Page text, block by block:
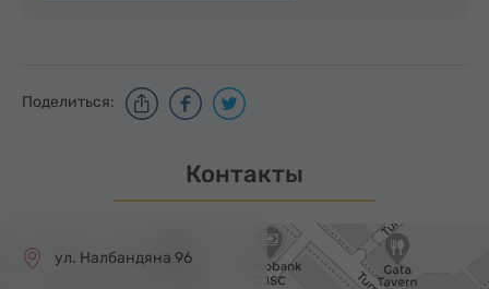
Поделиться:
Контакты
ул. Налбандяна 96